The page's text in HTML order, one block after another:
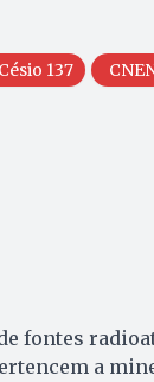
Césio 137
fontes
a